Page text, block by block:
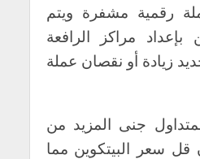
رقمية مشفرة ويتم
بإعداد مراكز الرافعة
زيادة أو نقصان عملة
جنى المزيد من
قل سعر البيتكوين مما